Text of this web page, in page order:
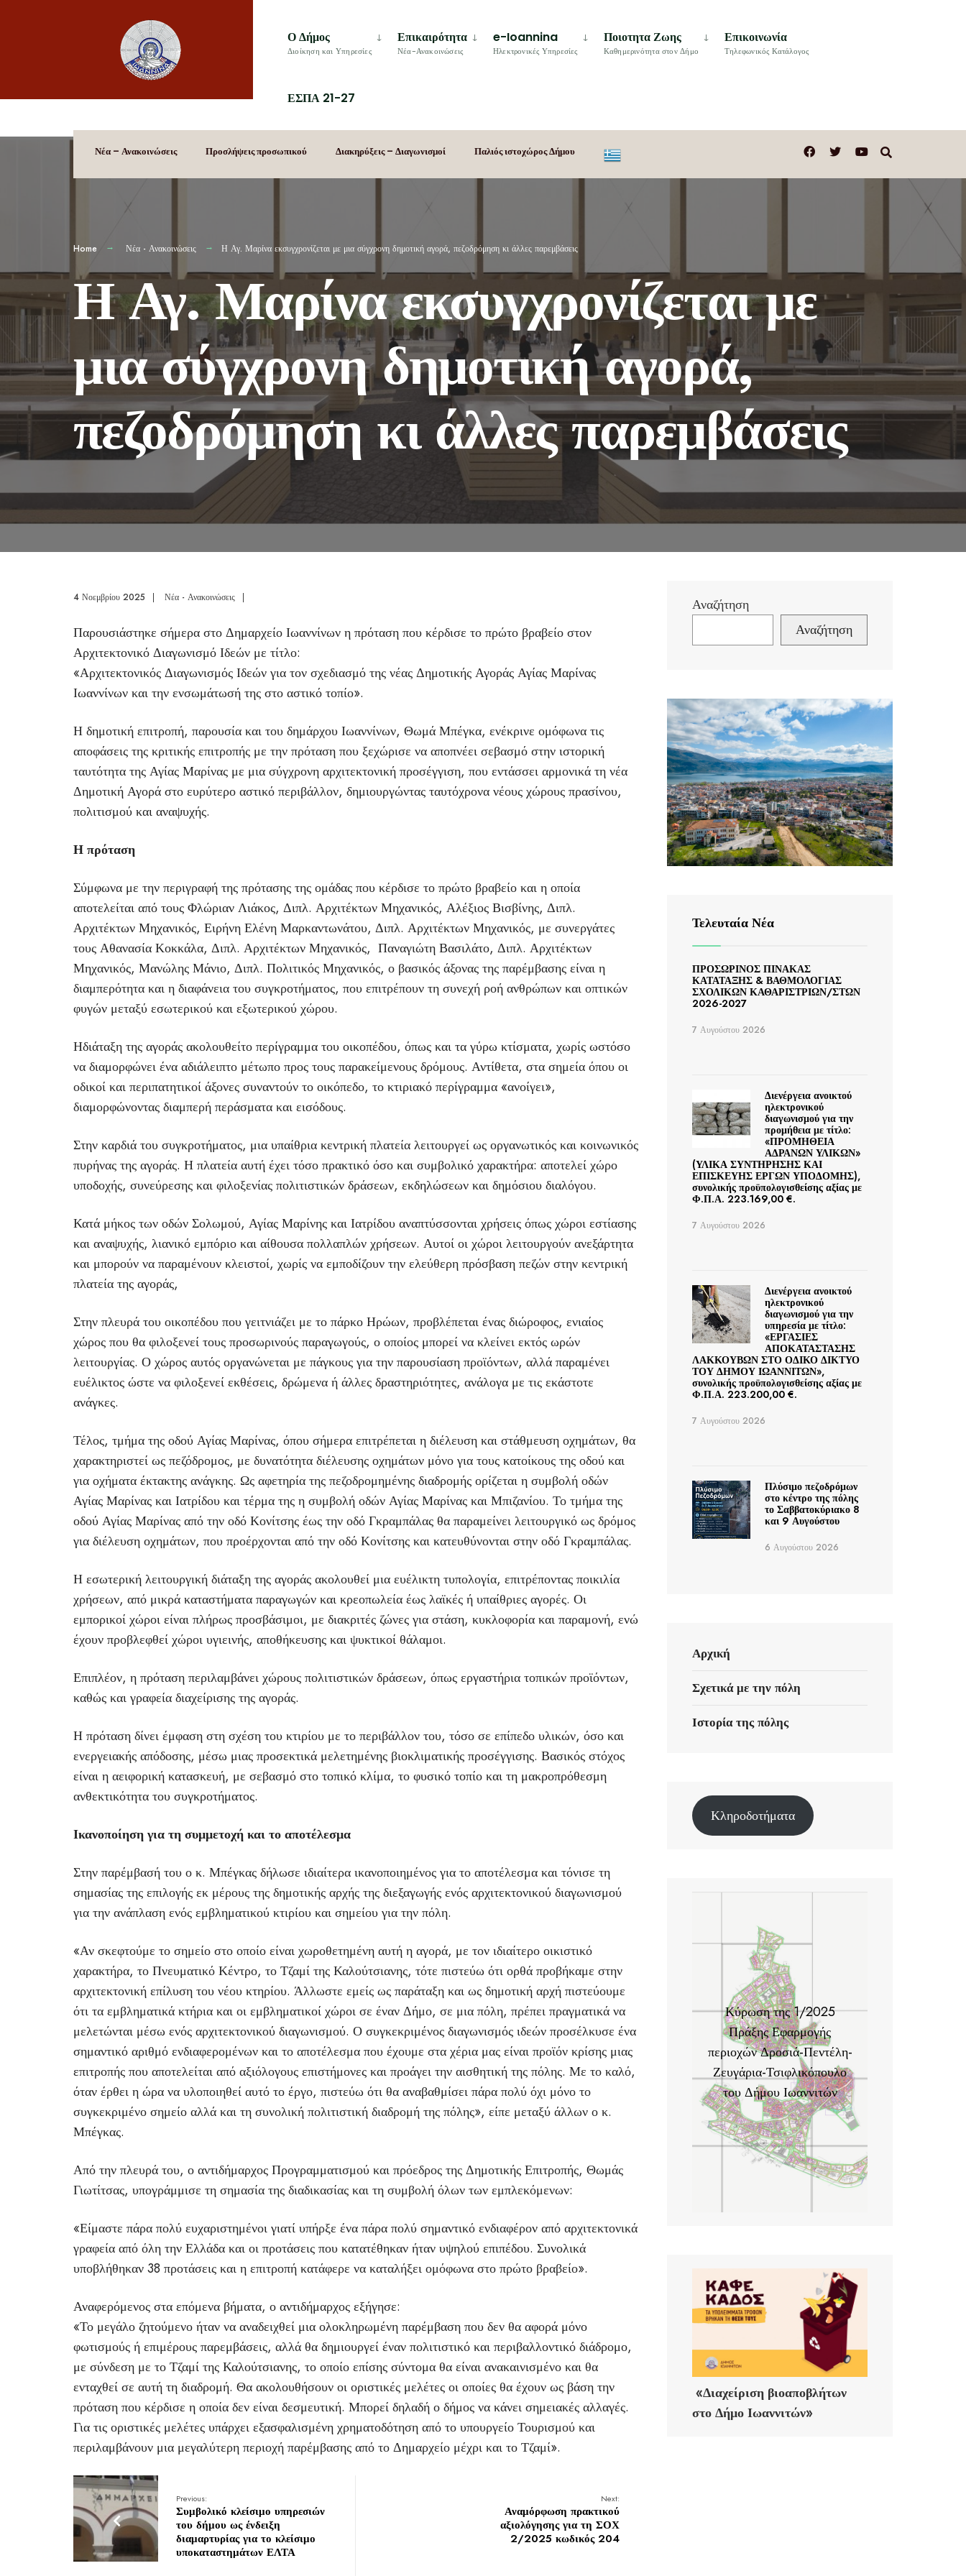
Ο Δήμος
Διοίκηση και Υπηρεσίες
Επικαιρότητα
Νέα-Ανακοινώσεις
e-Ioannina
Ηλεκτρονικές Υπηρεσίες
Ποιοτητα Ζωης
Καθημερινότητα στον Δήμο
Επικοινωνία
Τηλεφωνικός Κατάλογος
ΕΣΠΑ 21-27
Νέα – Ανακοινώσεις Προσλήψεις προσωπικού Διακηρύξεις – Διαγωνισμοί Παλιός ιστοχώρος Δήμου
Home Νέα - Ανακοινώσεις Η Αγ. Μαρίνα εκσυγχρονίζεται με μια σύγχρονη δημοτική αγορά, πεζοδρόμηση κι άλλες παρεμβάσεις
Η Αγ. Μαρίνα εκσυγχρονίζεται με
μια σύγχρονη δημοτική αγορά,
πεζοδρόμηση κι άλλες παρεμβάσεις
4 Νοεμβρίου 2025 | Νέα - Ανακοινώσεις |
Παρουσιάστηκε σήμερα στο Δημαρχείο Ιωαννίνων η πρόταση που κέρδισε το πρώτο βραβείο στον
Αρχιτεκτονικό Διαγωνισμό Ιδεών με τίτλο:
«Αρχιτεκτονικός Διαγωνισμός Ιδεών για τον σχεδιασμό της νέας Δημοτικής Αγοράς Αγίας Μαρίνας
Ιωαννίνων και την ενσωμάτωσή της στο αστικό τοπίο».
Η δημοτική επιτροπή, παρουσία και του δημάρχου Ιωαννίνων, Θωμά Μπέγκα, ενέκρινε ομόφωνα τις
αποφάσεις της κριτικής επιτροπής με την πρόταση που ξεχώρισε να αποπνέει σεβασμό στην ιστορική
ταυτότητα της Αγίας Μαρίνας με μια σύγχρονη αρχιτεκτονική προσέγγιση, που εντάσσει αρμονικά τη νέα
Δημοτική Αγορά στο ευρύτερο αστικό περιβάλλον, δημιουργώντας ταυτόχρονα νέους χώρους πρασίνου,
πολιτισμού και αναψυχής.
Η πρόταση
Σύμφωνα με την περιγραφή της πρότασης της ομάδας που κέρδισε το πρώτο βραβείο και η οποία
αποτελείται από τους Φλώριαν Λιάκος, Διπλ. Αρχιτέκτων Μηχανικός, Αλέξιος Βισβίνης, Διπλ.
Αρχιτέκτων Μηχανικός, Ειρήνη Ελένη Μαρκαντωνάτου, Διπλ. Αρχιτέκτων Μηχανικός, με συνεργάτες
τους Αθανασία Κοκκάλα, Διπλ. Αρχιτέκτων Μηχανικός, Παναγιώτη Βασιλάτο, Διπλ. Αρχιτέκτων
Μηχανικός, Μανώλης Μάνιο, Διπλ. Πολιτικός Μηχανικός, ο βασικός άξονας της παρέμβασης είναι η
διαμπερότητα και η διαφάνεια του συγκροτήματος, που επιτρέπουν τη συνεχή ροή ανθρώπων και οπτικών
φυγών μεταξύ εσωτερικού και εξωτερικού χώρου.
Ηδιάταξη της αγοράς ακολουθείτο περίγραμμα του οικοπέδου, όπως και τα γύρω κτίσματα, χωρίς ωστόσο
να διαμορφώνει ένα αδιάλειπτο μέτωπο προς τους παρακείμενους δρόμους. Αντίθετα, στα σημεία όπου οι
οδικοί και περιπατητικοί άξονες συναντούν το οικόπεδο, το κτιριακό περίγραμμα «ανοίγει»,
διαμορφώνοντας διαμπερή περάσματα και εισόδους.
Στην καρδιά του συγκροτήματος, μια υπαίθρια κεντρική πλατεία λειτουργεί ως οργανωτικός και κοινωνικός
πυρήνας της αγοράς. Η πλατεία αυτή έχει τόσο πρακτικό όσο και συμβολικό χαρακτήρα: αποτελεί χώρο
υποδοχής, συνεύρεσης και φιλοξενίας πολιτιστικών δράσεων, εκδηλώσεων και δημόσιου διαλόγου.
Κατά μήκος των οδών Σολωμού, Αγίας Μαρίνης και Ιατρίδου αναπτύσσονται χρήσεις όπως χώροι εστίασης
και αναψυχής, λιανικό εμπόριο και αίθουσα πολλαπλών χρήσεων. Αυτοί οι χώροι λειτουργούν ανεξάρτητα
και μπορούν να παραμένουν κλειστοί, χωρίς να εμποδίζουν την ελεύθερη πρόσβαση πεζών στην κεντρική
πλατεία της αγοράς,
Στην πλευρά του οικοπέδου που γειτνιάζει με το πάρκο Ηρώων, προβλέπεται ένας διώροφος, ενιαίος
χώρος που θα φιλοξενεί τους προσωρινούς παραγωγούς, ο οποίος μπορεί να κλείνει εκτός ωρών
λειτουργίας. Ο χώρος αυτός οργανώνεται με πάγκους για την παρουσίαση προϊόντων, αλλά παραμένει
ευέλικτος ώστε να φιλοξενεί εκθέσεις, δρώμενα ή άλλες δραστηριότητες, ανάλογα με τις εκάστοτε
ανάγκες.
Τέλος, τμήμα της οδού Αγίας Μαρίνας, όπου σήμερα επιτρέπεται η διέλευση και στάθμευση οχημάτων, θα
χαρακτηριστεί ως πεζόδρομος, με δυνατότητα διέλευσης οχημάτων μόνο για τους κατοίκους της οδού και
για οχήματα έκτακτης ανάγκης. Ως αφετηρία της πεζοδρομημένης διαδρομής ορίζεται η συμβολή οδών
Αγίας Μαρίνας και Ιατρίδου και τέρμα της η συμβολή οδών Αγίας Μαρίνας και Μπιζανίου. Το τμήμα της
οδού Αγίας Μαρίνας από την οδό Κονίτσης έως την οδό Γκραμπάλας θα παραμείνει λειτουργικό ως δρόμος
για διέλευση οχημάτων, που προέρχονται από την οδό Κονίτσης και κατευθύνονται στην οδό Γκραμπάλας.
Η εσωτερική λειτουργική διάταξη της αγοράς ακολουθεί μια ευέλικτη τυπολογία, επιτρέποντας ποικιλία
χρήσεων, από μικρά καταστήματα παραγωγών και κρεοπωλεία έως λαϊκές ή υπαίθριες αγορές. Οι
εμπορικοί χώροι είναι πλήρως προσβάσιμοι, με διακριτές ζώνες για στάση, κυκλοφορία και παραμονή, ενώ
έχουν προβλεφθεί χώροι υγιεινής, αποθήκευσης και ψυκτικοί θάλαμοι.
Επιπλέον, η πρόταση περιλαμβάνει χώρους πολιτιστικών δράσεων, όπως εργαστήρια τοπικών προϊόντων,
καθώς και γραφεία διαχείρισης της αγοράς.
Η πρόταση δίνει έμφαση στη σχέση του κτιρίου με το περιβάλλον του, τόσο σε επίπεδο υλικών, όσο και
ενεργειακής απόδοσης, μέσω μιας προσεκτικά μελετημένης βιοκλιματικής προσέγγισης. Βασικός στόχος
είναι η αειφορική κατασκευή, με σεβασμό στο τοπικό κλίμα, το φυσικό τοπίο και τη μακροπρόθεσμη
ανθεκτικότητα του συγκροτήματος.
Ικανοποίηση για τη συμμετοχή και το αποτέλεσμα
Στην παρέμβασή του ο κ. Μπέγκας δήλωσε ιδιαίτερα ικανοποιημένος για το αποτέλεσμα και τόνισε τη
σημασίας της επιλογής εκ μέρους της δημοτικής αρχής της διεξαγωγής ενός αρχιτεκτονικού διαγωνισμού
για την ανάπλαση ενός εμβληματικού κτιρίου και σημείου για την πόλη.
«Αν σκεφτούμε το σημείο στο οποίο είναι χωροθετημένη αυτή η αγορά, με τον ιδιαίτερο οικιστικό
χαρακτήρα, το Πνευματικό Κέντρο, το Τζαμί της Καλούτσιανης, τότε πιστεύω ότι ορθά προβήκαμε στην
αρχιτεκτονική επίλυση του νέου κτηρίου. Άλλωστε εμείς ως παράταξη και ως δημοτική αρχή πιστεύουμε
ότι τα εμβληματικά κτήρια και οι εμβληματικοί χώροι σε έναν Δήμο, σε μια πόλη, πρέπει πραγματικά να
μελετώνται μέσω ενός αρχιτεκτονικού διαγωνισμού. Ο συγκεκριμένος διαγωνισμός ιδεών προσέλκυσε ένα
σημαντικό αριθμό ενδιαφερομένων και το αποτέλεσμα που έχουμε στα χέρια μας είναι προϊόν κρίσης μιας
επιτροπής που αποτελείται από αξιόλογους επιστήμονες και προάγει την αισθητική της πόλης. Με το καλό,
όταν έρθει η ώρα να υλοποιηθεί αυτό το έργο, πιστεύω ότι θα αναβαθμίσει πάρα πολύ όχι μόνο το
συγκεκριμένο σημείο αλλά και τη συνολική πολιτιστική διαδρομή της πόλης», είπε μεταξύ άλλων ο κ.
Μπέγκας.
Από την πλευρά του, ο αντιδήμαρχος Προγραμματισμού και πρόεδρος της Δημοτικής Επιτροπής, Θωμάς
Γιωτίτσας, υπογράμμισε τη σημασία της διαδικασίας και τη συμβολή όλων των εμπλεκόμενων:
«Είμαστε πάρα πολύ ευχαριστημένοι γιατί υπήρξε ένα πάρα πολύ σημαντικό ενδιαφέρον από αρχιτεκτονικά
γραφεία από όλη την Ελλάδα και οι προτάσεις που κατατέθηκαν ήταν υψηλού επιπέδου. Συνολικά
υποβλήθηκαν 38 προτάσεις και η επιτροπή κατάφερε να καταλήξει ομόφωνα στο πρώτο βραβείο».
Αναφερόμενος στα επόμενα βήματα, ο αντιδήμαρχος εξήγησε:
«Το μεγάλο ζητούμενο ήταν να αναδειχθεί μια ολοκληρωμένη παρέμβαση που δεν θα αφορά μόνο
φωτισμούς ή επιμέρους παρεμβάσεις, αλλά θα δημιουργεί έναν πολιτιστικό και περιβαλλοντικό διάδρομο,
με σύνδεση με το Τζαμί της Καλούτσιανης, το οποίο επίσης σύντομα θα είναι ανακαινισμένο και θα
ενταχθεί σε αυτή τη διαδρομή. Θα ακολουθήσουν οι οριστικές μελέτες οι οποίες θα έχουν ως βάση την
πρόταση που κέρδισε η οποία δεν είναι δεσμευτική. Μπορεί δηλαδή ο δήμος να κάνει σημειακές αλλαγές.
Για τις οριστικές μελέτες υπάρχει εξασφαλισμένη χρηματοδότηση από το υπουργείο Τουρισμού και
περιλαμβάνουν μια μεγαλύτερη περιοχή παρέμβασης από το Δημαρχείο μέχρι και το Τζαμί».
Previous:
Συμβολικό κλείσιμο υπηρεσιών
του δήμου ως ένδειξη
διαμαρτυρίας για το κλείσιμο
υποκαταστημάτων ΕΛΤΑ
Next:
Αναμόρφωση πρακτικού
αξιολόγησης για τη ΣΟΧ
2/2025 κωδικός 204
Αναζήτηση
Αναζήτηση
Τελευταία Νέα
ΠΡΟΣΩΡΙΝΟΣ ΠΙΝΑΚΑΣ
ΚΑΤΑΤΑΞΗΣ & ΒΑΘΜΟΛΟΓΙΑΣ
ΣΧΟΛΙΚΩΝ ΚΑΘΑΡΙΣΤΡΙΩΝ/ΣΤΩΝ
2026-2027
7 Αυγούστου 2026
Διενέργεια ανοικτού
ηλεκτρονικού
διαγωνισμού για την
προμήθεια με τίτλο:
«ΠΡΟΜΗΘΕΙΑ
ΑΔΡΑΝΩΝ ΥΛΙΚΩΝ»
(ΥΛΙΚΑ ΣΥΝΤΗΡΗΣΗΣ ΚΑΙ
ΕΠΙΣΚΕΥΗΣ ΕΡΓΩΝ ΥΠΟΔΟΜΗΣ),
συνολικής προϋπολογισθείσης αξίας με
Φ.Π.Α. 223.169,00 €.
7 Αυγούστου 2026
Διενέργεια ανοικτού
ηλεκτρονικού
διαγωνισμού για την
υπηρεσία με τίτλο:
«ΕΡΓΑΣΙΕΣ
ΑΠΟΚΑΤΑΣΤΑΣΗΣ
ΛΑΚΚΟΥΒΩΝ ΣΤΟ ΟΔΙΚΟ ΔΙΚΤΥΟ
ΤΟΥ ΔΗΜΟΥ ΙΩΑΝΝΙΤΩΝ»,
συνολικής προϋπολογισθείσης αξίας με
Φ.Π.Α. 223.200,00 €.
7 Αυγούστου 2026
Πλύσιμο πεζοδρόμων
στο κέντρο της πόλης
το Σαββατοκύριακο 8
και 9 Αυγούστου
6 Αυγούστου 2026
Αρχική
Σχετικά με την πόλη
Ιστορία της πόλης
Κληροδοτήματα
Κύρωση της 1/2025
Πράξης Εφαρμογής
περιοχών Δροσιά-Πεντέλη-
Ζευγάρια-Τσιφλικόπουλο
του Δήμου Ιωαννιτών
«Διαχείριση βιοαποβλήτων
στο Δήμο Ιωαννιτών»